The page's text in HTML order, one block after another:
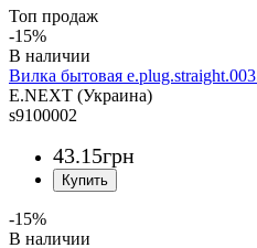
Топ продаж
-15%
Вилка бытовая
E.NEXT (Украина)
s9100002
43.15грн
-15%